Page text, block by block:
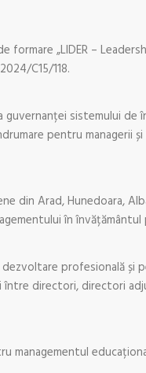
formare „LIDER –
C15/118.
guvernanței sistemului de
pentru managerii
Arad, Hunedoara,
în
profesională și
directori, directori